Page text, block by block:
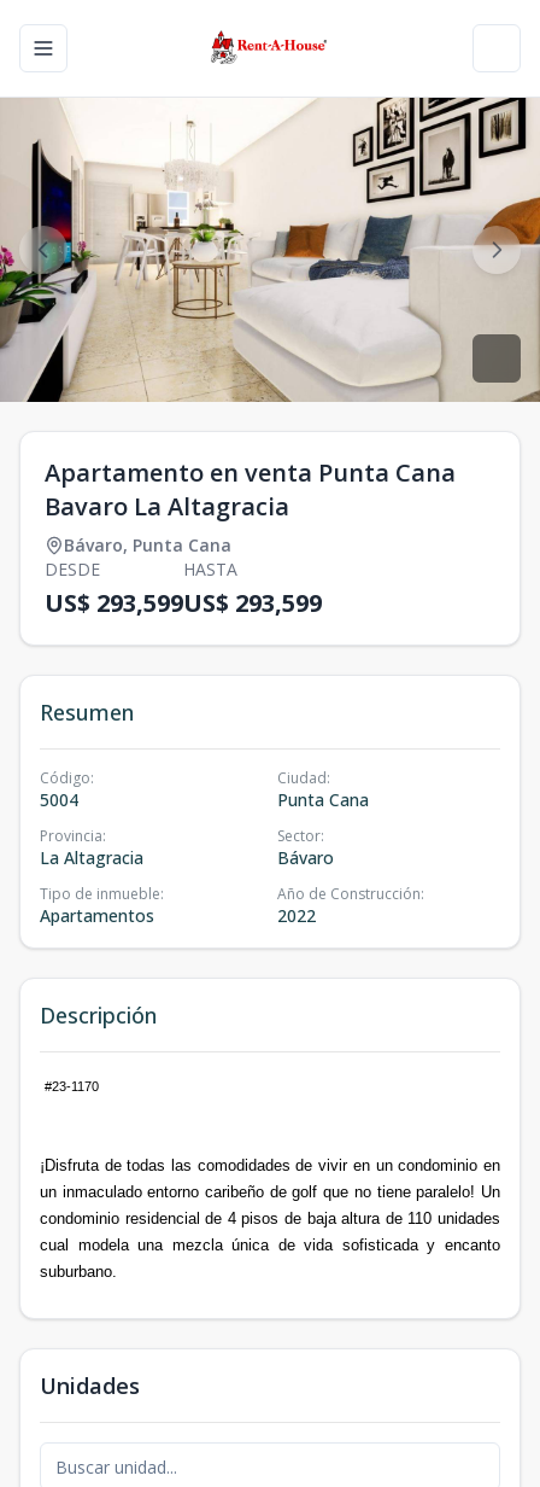
Toggle navigation menu
Apartamento en venta Punta Cana
Bavaro La Altagracia
Bávaro, Punta Cana
DESDE
US$ 293,599
HASTA
US$ 293,599
Resumen
Código:
5004
Ciudad:
Punta Cana
Provincia:
La Altagracia
Sector:
Bávaro
Tipo de inmueble:
Apartamentos
Año de Construcción:
2022
Descripción
#23-1170
¡Disfruta de todas las comodidades de vivir en un condominio en
un inmaculado entorno caribeño de golf que no tiene paralelo! Un
condominio residencial de 4 pisos de baja altura de 110 unidades
cual modela una mezcla única de vida sofisticada y encanto
suburbano.
Unidades